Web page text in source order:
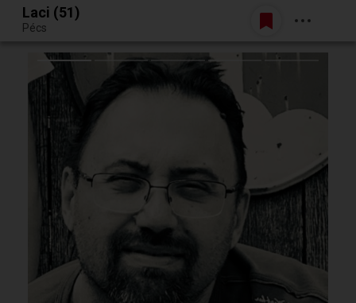
Egy jó randiból bármi lehet.
Belépés
Laci (51)
Pécs